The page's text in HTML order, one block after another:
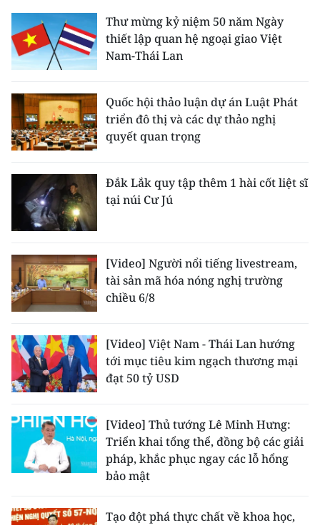
Thư mừng kỷ niệm 50 năm Ngày
thiết lập quan hệ ngoại giao Việt
Nam-Thái Lan
Quốc hội thảo luận dự án Luật Phát
triển đô thị và các dự thảo nghị
quyết quan trọng
Đắk Lắk quy tập thêm 1 hài cốt liệt sĩ
tại núi Cư Jú
[Video] Người nổi tiếng livestream,
tài sản mã hóa nóng nghị trường
chiều 6/8
[Video] Việt Nam - Thái Lan hướng
tới mục tiêu kim ngạch thương mại
đạt 50 tỷ USD
[Video] Thủ tướng Lê Minh Hưng:
Triển khai tổng thể, đồng bộ các giải
pháp, khắc phục ngay các lỗ hổng
bảo mật
Tạo đột phá thực chất về khoa học,